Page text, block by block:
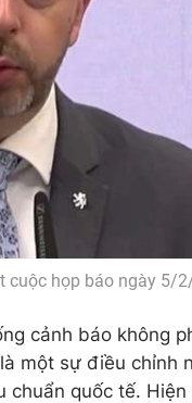
cuộc họp báo ngày 5/
cảnh báo không
một sự điều chỉnh
quốc tế.